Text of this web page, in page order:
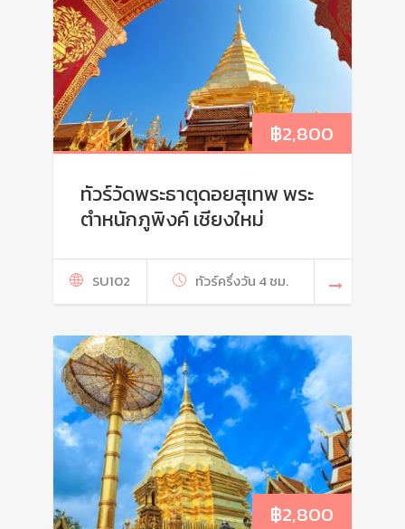
฿2,800
ทัวร์วัดพระธาตุดอยสุเทพ พระ
ตำหนักภูพิงค์ เชียงใหม่
SU102 ทัวร์ครึ่งวัน 4 ชม.
฿2,800